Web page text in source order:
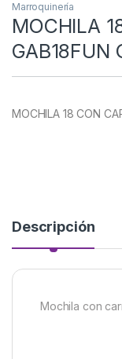
Marroquinería
MOCHILA
GAB18FUN
MOCHILA 18 CON
Descripción
Mochila con